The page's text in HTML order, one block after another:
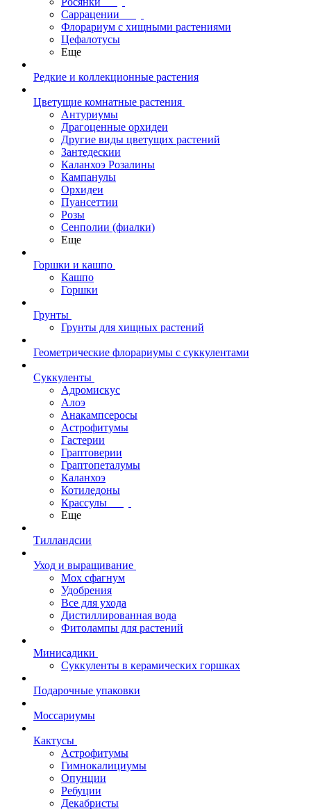
Саррацении
Флорариум с хищными растениями
Цефалотусы
Еще
Редкие и коллекционные растения
Цветущие комнатные растения
Антуриумы
Драгоценные орхидеи
Другие виды цветущих растений
Зантедескии
Каланхоэ Розалины
Кампанулы
Орхидеи
Пуансеттии
Розы
Сенполии (фиалки)
Еще
Горшки и кашпо
Кашпо
Горшки
Грунты
Грунты для хищных растений
Геометрические флорариумы с суккулентами
Суккуленты
Адромискус
Алоэ
Анакампсеросы
Астрофитумы
Гастерии
Граптоверии
Граптопеталумы
Каланхоэ
Котиледоны
Крассулы
Еще
Тилландсии
Уход и выращивание
Мох сфагнум
Удобрения
Все для ухода
Дистиллированная вода
Фитолампы для растений
Минисадики
Суккуленты в керамических горшках
Подарочные упаковки
Моссариумы
Кактусы
Астрофитумы
Гимнокалициумы
Опунции
Ребуции
Декабристы